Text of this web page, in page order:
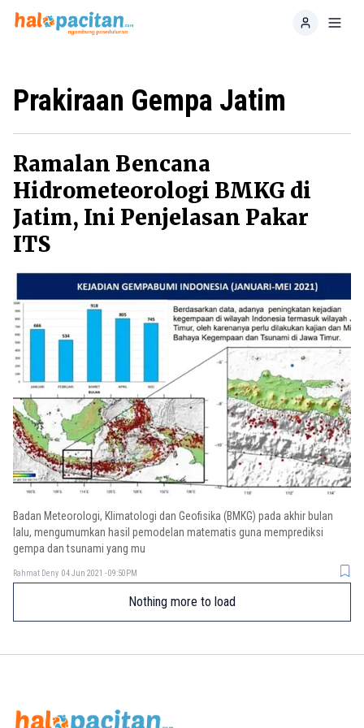
Home
Prakiraan Gempa Jatim
Ramalan Bencana
Hidrometeorologi BMKG di
Jatim, Ini Penjelasan Pakar
ITS
Badan Meteorologi, Klimatologi dan Geofisika (BMKG) pada akhir bulan
lalu, mengumumkan hasil pemodelan matematis guna memprediksi
gempa dan tsunami yang mu
Rahmat Deny 04 Jun 2021 - 09:50PM
Nothing more to load